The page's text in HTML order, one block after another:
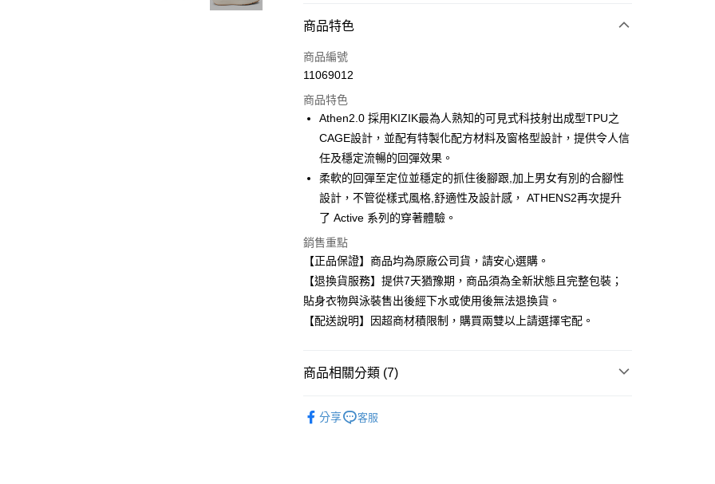
付款方式
信用卡一次付款
Apple Pay
運送方式
全家取貨付款
每筆NT$80，滿NT$599(含以上)免運費
付款後全家取貨
每筆NT$80，滿NT$599(含以上)免運費
7-11取貨付款
每筆NT$80，滿NT$599(含以上)免運費
每筆NT$80，滿NT$599(含以上)免運費
每筆NT$80，滿NT$599(含以上)免運費
商品特色
商品編號
11069012
商品特色
Athen2.0 採用KIZIK最為人熟知的可見式科技射出成型TPU之
CAGE設計，並配有特製化配方材料及窗格型設計，提供令人信
任及穩定流暢的回彈效果。
柔軟的回彈至定位並穩定的抓住後腳跟,加上男女有別的合腳性
設計，不管從樣式風格,舒適性及設計感， ATHENS2再次提升
了 Active 系列的穿著體驗。
銷售重點
【正品保證】商品均為原廠公司貨，請安心選購。
【退換貨服務】提供7天猶豫期，商品須為全新狀態且完整包裝；
貼身衣物與泳裝售出後經下水或使用後無法退換貨。
【配送說明】因超商材積限制，購買兩雙以上請選擇宅配。
商品相關分類 (7)
分享 客服